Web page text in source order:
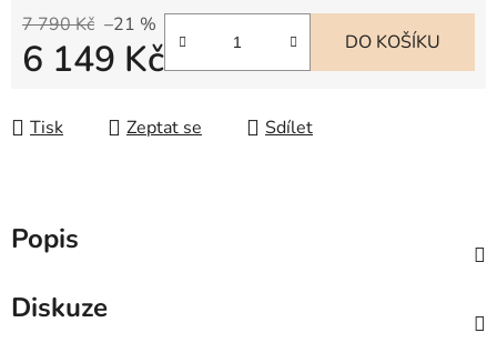
7 790 Kč –21 %
6 149 Kč DO KOŠÍKU
Tisk Zeptat se Sdílet
Popis
Diskuze